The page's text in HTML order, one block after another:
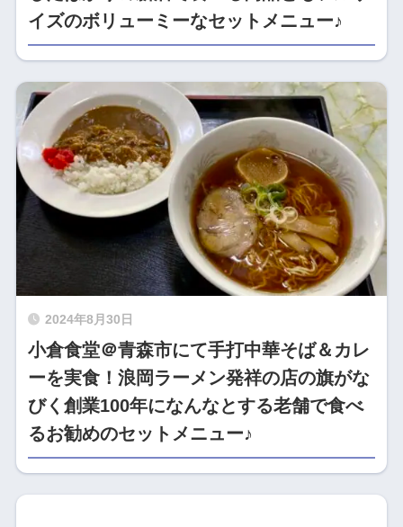
イズのボリューミーなセットメニュー♪
2024年8月30日
小倉食堂＠青森市にて手打中華そば＆カレ
ーを実食！浪岡ラーメン発祥の店の旗がな
びく創業100年になんなとする老舗で食べ
るお勧めのセットメニュー♪